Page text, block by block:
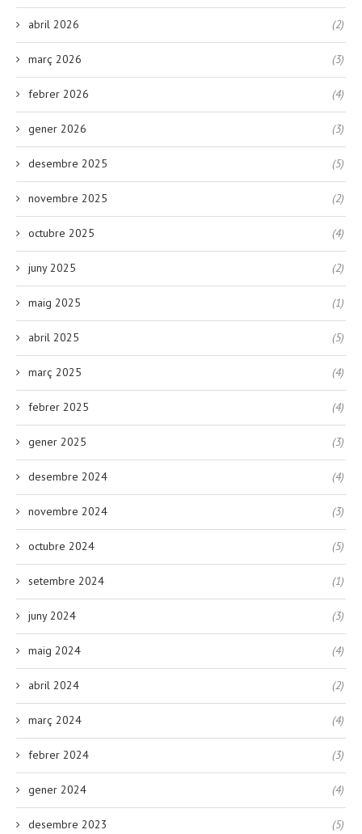
abril 2026 (2)
març 2026 (3)
febrer 2026 (4)
gener 2026 (3)
desembre 2025 (5)
novembre 2025 (2)
octubre 2025 (4)
juny 2025 (2)
maig 2025 (1)
abril 2025 (5)
març 2025 (4)
febrer 2025 (4)
gener 2025 (3)
desembre 2024 (4)
novembre 2024 (3)
octubre 2024 (5)
setembre 2024 (1)
juny 2024 (3)
maig 2024 (4)
abril 2024 (2)
març 2024 (4)
febrer 2024 (3)
gener 2024 (4)
desembre 2023 (5)